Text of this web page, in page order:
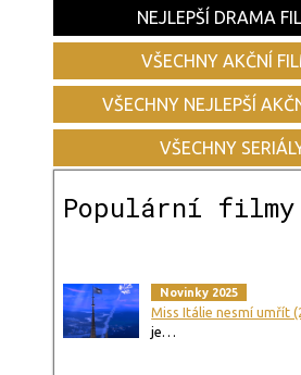
NEJLEPŠÍ DRAMA
VŠECHNY AKČNÍ
VŠECHNY NEJLEPŠÍ
VŠECHNY
Populární filmy
Novinky 2025
Miss Itálie nesmí umřít
je…